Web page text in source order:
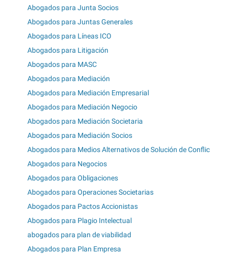
Abogados para Junta Socios
Abogados para Juntas Generales
Abogados para Líneas ICO
Abogados para Litigación
Abogados para MASC
Abogados para Mediación
Abogados para Mediación Empresarial
Abogados para Mediación Negocio
Abogados para Mediación Societaria
Abogados para Mediación Socios
Abogados para Medios Alternativos de Solución de Conflic
Abogados para Negocios
Abogados para Obligaciones
Abogados para Operaciones Societarias
Abogados para Pactos Accionistas
Abogados para Plagio Intelectual
abogados para plan de viabilidad
Abogados para Plan Empresa